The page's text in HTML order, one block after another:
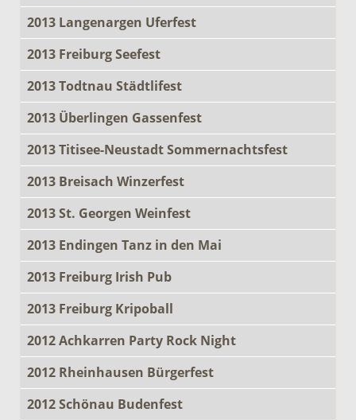
2013 Langenargen Uferfest
2013 Freiburg Seefest
2013 Todtnau Städtlifest
2013 Überlingen Gassenfest
2013 Titisee-Neustadt Sommernachtsfest
2013 Breisach Winzerfest
2013 St. Georgen Weinfest
2013 Endingen Tanz in den Mai
2013 Freiburg Irish Pub
2013 Freiburg Kripoball
2012 Achkarren Party Rock Night
2012 Rheinhausen Bürgerfest
2012 Schönau Budenfest